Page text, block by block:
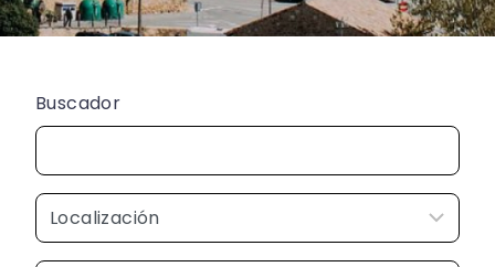
Buscador